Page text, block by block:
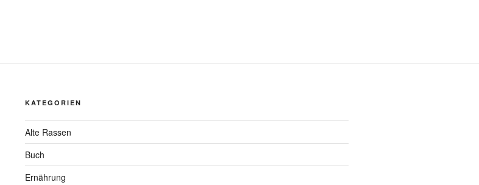
KATEGORIEN
Alte Rassen
Buch
Ernährung